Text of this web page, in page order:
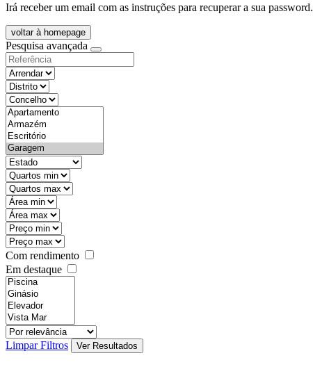
Irá receber um email com as instruções para recuperar a sua password.
voltar à homepage
Pesquisa avançada
objective
districtId
countyId
types
state
mintypo
maxtypo
minarea
maxarea
minprice
maxprice
Com rendimento
Em destaque
features
realestateOrder
Limpar Filtros
Ver Resultados